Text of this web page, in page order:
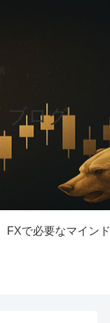
ブログ
FXで必要なマインド